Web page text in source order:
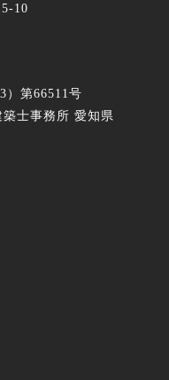
10
）第66511号
士事務所 愛知県